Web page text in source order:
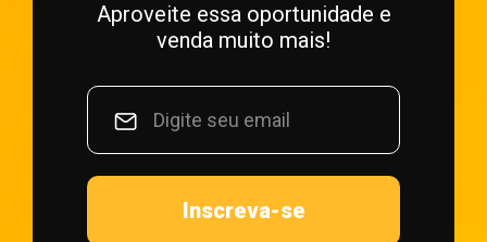
Aproveite essa oportunidade e
venda muito mais!
Inscreva-se